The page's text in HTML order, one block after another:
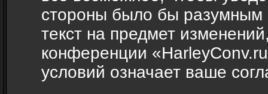
стороны было бы разумным
текст на предмет
конференции
условий означает ваше